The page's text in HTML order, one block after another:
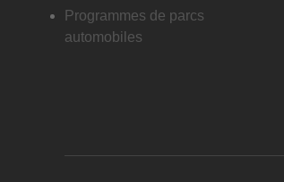
Programmes de parcs
automobiles